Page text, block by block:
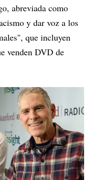
abreviada como
y dar voz a los
que incluyen
venden DVD de